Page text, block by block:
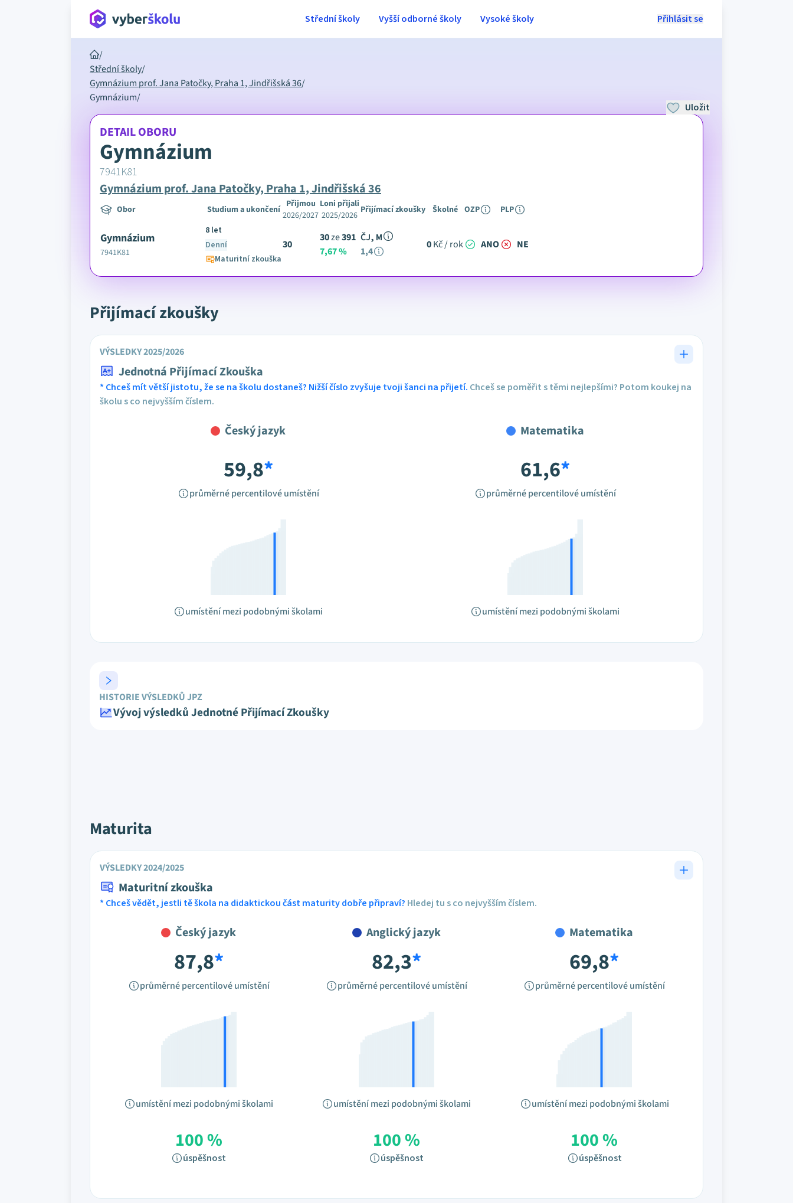
Přihlásit se
Střední školy Vyšší odborné školy Vysoké školy
/
Střední školy/
Gymnázium prof. Jana Patočky, Praha 1, Jindřišská 36/
Gymnázium/
DETAIL OBORU
Gymnázium
7941K81
Gymnázium prof. Jana Patočky, Praha 1, Jindřišská 36
Obor Studium a ukončení Přijmou
2026/2027
Loni přijali
2025/2026 Přijímací zkoušky Školné OZP PLP
Gymnázium
7941K81
8 let
Denní
Maturitní zkouška
30
30ze391
7,67 %
ČJ, M
1,4
0Kč / rok ANO NE
Uložit
Přijímací zkoušky
VÝSLEDKY 2025/2026
Jednotná Přijímací Zkouška
* Chceš mít větší jistotu, že se na školu dostaneš? Nižší číslo zvyšuje tvoji šanci na přijetí. Chceš se poměřit s těmi nejlepšími? Potom koukej na
školu s co nejvyšším číslem.
Český jazyk
59,8*
průměrné percentilové umístění
umístění mezi podobnými školami
Matematika
61,6*
průměrné percentilové umístění
umístění mezi podobnými školami
HISTORIE VÝSLEDKŮ JPZ
Vývoj výsledků Jednotné Přijímací Zkoušky
Maturita
VÝSLEDKY 2024/2025
Maturitní zkouška
* Chceš vědět, jestli tě škola na didaktickou část maturity dobře připraví? Hledej tu s co nejvyšším číslem.
Český jazyk
87,8*
průměrné percentilové umístění
umístění mezi podobnými školami
100 %
úspěšnost
Anglický jazyk
82,3*
průměrné percentilové umístění
umístění mezi podobnými školami
100 %
úspěšnost
Matematika
69,8*
průměrné percentilové umístění
umístění mezi podobnými školami
100 %
úspěšnost